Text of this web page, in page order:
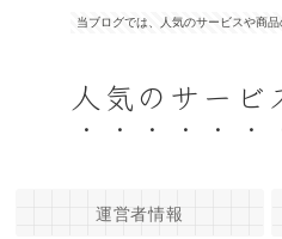
当ブログでは、人気のサービスや商
人気のサービ
運営者情報